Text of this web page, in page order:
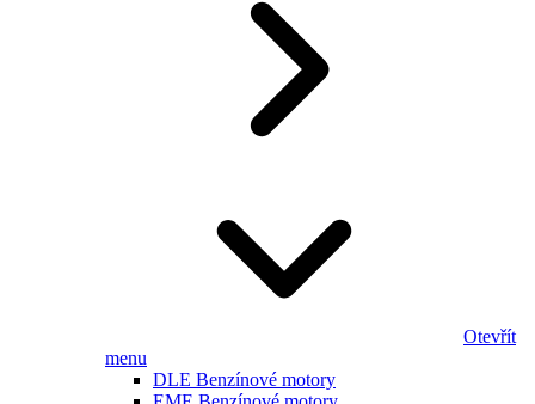
Otevřít
menu
DLE Benzínové motory